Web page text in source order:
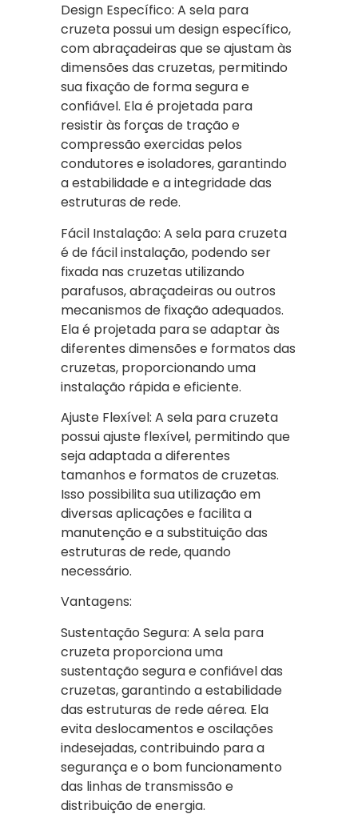
Design Específico: A sela para
cruzeta possui um design específico,
com abraçadeiras que se ajustam às
dimensões das cruzetas, permitindo
sua fixação de forma segura e
confiável. Ela é projetada para
resistir às forças de tração e
compressão exercidas pelos
condutores e isoladores, garantindo
a estabilidade e a integridade das
estruturas de rede.
Fácil Instalação: A sela para cruzeta
é de fácil instalação, podendo ser
fixada nas cruzetas utilizando
parafusos, abraçadeiras ou outros
mecanismos de fixação adequados.
Ela é projetada para se adaptar às
diferentes dimensões e formatos das
cruzetas, proporcionando uma
instalação rápida e eficiente.
Ajuste Flexível: A sela para cruzeta
possui ajuste flexível, permitindo que
seja adaptada a diferentes
tamanhos e formatos de cruzetas.
Isso possibilita sua utilização em
diversas aplicações e facilita a
manutenção e a substituição das
estruturas de rede, quando
necessário.
Vantagens:
Sustentação Segura: A sela para
cruzeta proporciona uma
sustentação segura e confiável das
cruzetas, garantindo a estabilidade
das estruturas de rede aérea. Ela
evita deslocamentos e oscilações
indesejadas, contribuindo para a
segurança e o bom funcionamento
das linhas de transmissão e
distribuição de energia.